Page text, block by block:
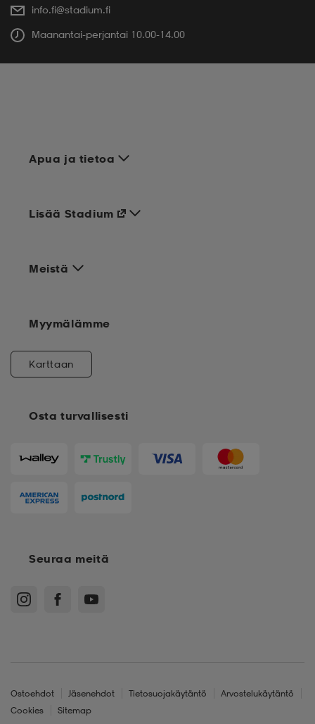
info.fi@stadium.fi
Maanantai-perjantai 10.00-14.00
Apua ja tietoa
Meistä
Osta turvallisesti
Lisää Stadium
Myymälämme
Karttaan
Seuraa meitä
Ostoehdot Jäsenehdot Tietosuojakäytäntö
Arvostelukäytäntö
Cookies
Sitemap